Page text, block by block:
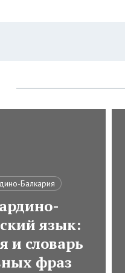
Балкария
язык:
и словарь
фраз